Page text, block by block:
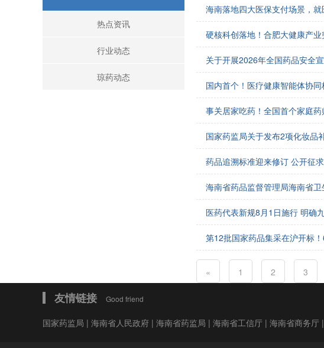
协会负责人
登记信息
会费制度
协会章程
热点资讯
行业动态
琼药动态
海南落地四大医保支付场景，
硬核科创落地！合肥大健康产
关于开展2026年全国药品安全
国内首个！医疗健康智能体协
事关居家吃药！全国首个家庭
国家药监局关于发布2项化妆品
药品追溯标准迎来修订 公开征
海南省药品监督管理局海南省
医药代表新规8月1日施行 明确
第12批国家药品集采在沪开标
« 1 2 3
友情链接 Good friend
国家药监局 | 海南省人民政府 | 海南省药监局 | 海南省工信厅 | 海南省商务厅 |